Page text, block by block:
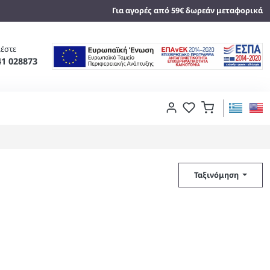
Για αγορές από 59€ δωρεάν μεταφορικά
028873
Ταξινόμηση